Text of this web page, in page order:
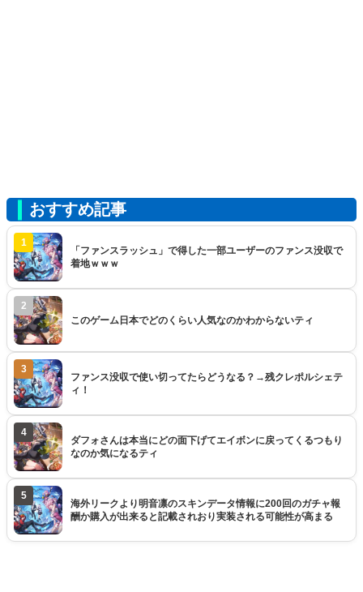
おすすめ記事
1
「ファンスラッシュ」で得した一部ユーザーのファンス没収で
着地ｗｗｗ
2
このゲーム日本でどのくらい人気なのかわからないティ
3
ファンス没収で使い切ってたらどうなる？→残クレポルシェテ
ィ！
4
ダフォさんは本当にどの面下げてエイボンに戻ってくるつもり
なのか気になるティ
5
海外リークより明音凛のスキンデータ情報に200回のガチャ報
酬か購入が出来ると記載されおり実装される可能性が高まる